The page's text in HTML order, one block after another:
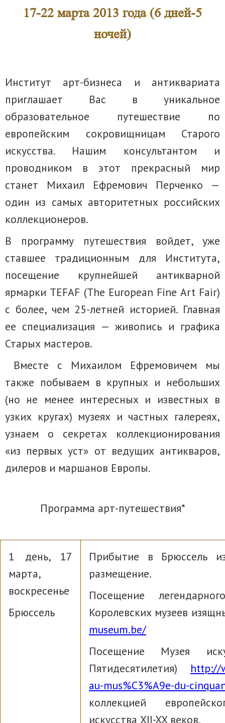
17-22 марта 2013 года (6 дней-5
ночей)
Институт арт-бизнеса и антиквариата
приглашает Вас в уникальное
образовательное путешествие по
европейским сокровищницам Старого
искусства. Нашим консультантом и
проводником в этот прекрасный мир
станет Михаил Ефремович Перченко —
один из самых авторитетных российских
коллекционеров.
В программу путешествия войдет, уже
ставшее традиционным для Института,
посещение крупнейшей антикварной
ярмарки TEFAF (The European Fine Art Fair)
с более, чем 25-летней историей. Главная
ее специализация — живопись и графика
Старых мастеров.
Вместе с Михаилом Ефремовичем мы
также побываем в крупных и небольших
(но не менее интересных и известных в
узких кругах) музеях и частных галереях,
узнаем о секретах коллекционирования
«из первых уст» от ведущих антикваров,
дилеров и маршанов Европы.
Программа арт-путешествия*
1 день, 17
марта,
воскресенье
Брюссель
Прибытие в Брюссель
размещение.
Посещение
Королевских музеев
museum.be/
Посещение Музея
Пятидесятилетия) http://
au-mus%C3%A9e-du-
коллекцией
искусства XII-XX веков.